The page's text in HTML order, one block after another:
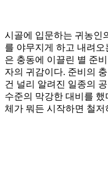
시골에 입문하는 귀농인
를 야무지게 하고 내려
은 충동에 이끌린 별 준
자의 귀감이다. 준비의
건 널리 알려진 일종의
수준의 막강한 대비를
체가 뭐든 시작하면 철